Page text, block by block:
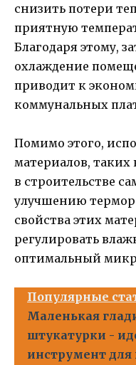
снизить потери
приятную
Благодаря этому,
охлаждение
приводит к
коммунальных
Помимо этого,
материалов, таких
в строительстве
улучшению
свойства этих
регулировать
оптимальный
Популярные
Маленькая
штукатурки -
инструмент для